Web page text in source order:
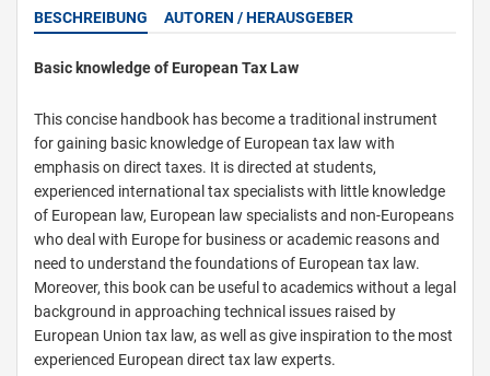
BESCHREIBUNG AUTOREN / HERAUSGEBER
Basic knowledge of European Tax Law
This concise handbook has become a traditional instrument
for gaining basic knowledge of European tax law with
emphasis on direct taxes. It is directed at students,
experienced international tax specialists with little knowledge
of European law, European law specialists and non-Europeans
who deal with Europe for business or academic reasons and
need to understand the foundations of European tax law.
Moreover, this book can be useful to academics without a legal
background in approaching technical issues raised by
European Union tax law, as well as give inspiration to the most
experienced European direct tax law experts.